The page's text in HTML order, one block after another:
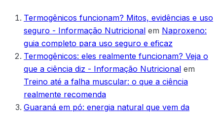
Termogênicos funcionam? Mitos, evidências e uso
seguro - Informação Nutricional em Naproxeno:
guia completo para uso seguro e eficaz
Termogênicos: eles realmente funcionam? Veja o
que a ciência diz - Informação Nutricional em
Treino até a falha muscular: o que a ciência
realmente recomenda
Guaraná em pó: energia natural que vem da